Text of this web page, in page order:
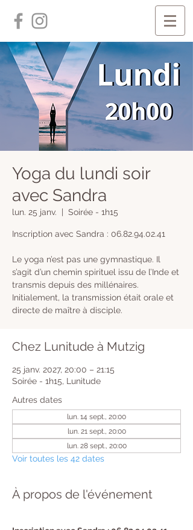
Yoga du lundi soir
avec Sandra
lun. 25 janv. Soirée - 1h15
Inscription avec Sandra : 06.82.94.02.41
Le yoga n’est pas une gymnastique. Il
s’agit d’un chemin spirituel issu de l’Inde et
transmis depuis des millénaires.
Initialement, la transmission était orale et
directe de maître à disciple.
Chez Lunitude à Mutzig
25 janv. 2027, 20:00 – 21:15
Soirée - 1h15, Lunitude
Autres dates
lun. 14 sept., 20:00
lun. 21 sept., 20:00
lun. 28 sept., 20:00
Voir toutes les 42 dates
À propos de l'événement